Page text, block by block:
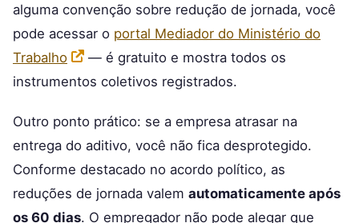
alguma convenção sobre redução de jornada, você
pode acessar o portal Mediador do Ministério do
Trabalho
— é gratuito e mostra todos os
instrumentos coletivos registrados.
Outro ponto prático: se a empresa atrasar na
entrega do aditivo, você não fica desprotegido.
Conforme destacado no acordo político, as
reduções de jornada valem automaticamente após
os 60 dias. O empregador não pode alegar que